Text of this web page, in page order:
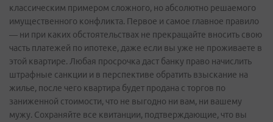
классическим примером сложного, но абсолютно решаемого
имущественного конфликта. Первое и самое главное правило
— ни при каких обстоятельствах не прекращайте вносить свою
часть платежей по ипотеке, даже если вы уже не проживаете в
этой квартире. Любая просрочка даст банку право начислить
штрафные санкции и в перспективе обратить взыскание на
жилье, после чего квартира будет продана с торгов по
заниженной стоимости, что не выгодно ни вам, ни вашему
мужу. Сохраняйте все квитанции, подтверждающие, что вы